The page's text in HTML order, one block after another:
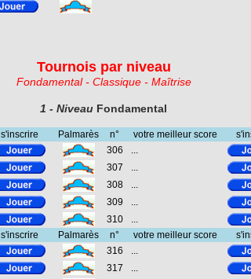
Tournois par niveau
Fondamental - Classique - Maîtrise
1 - Niveau Fondamental
s'inscrire
Palmarès
n° votre meilleur score
306
...
307
...
308
...
309
...
310
...
s'inscrire
Palmarès
n° votre meilleur score
316
...
317
...